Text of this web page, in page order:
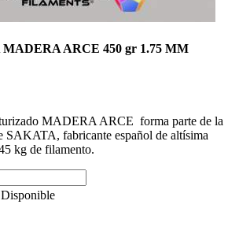
ARCE 450 gr 1.75 MM
MADERA ARCE forma parte de la
SAKATA, fabricante español de altísima
kg de filamento.
Disponible